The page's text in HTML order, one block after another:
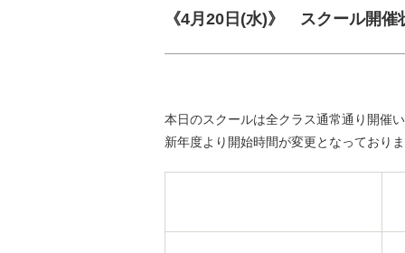
《4月20日(水)》 スクール開
本日のスクールは全クラス通常通り開催
新年度より開始時間が変更となっており